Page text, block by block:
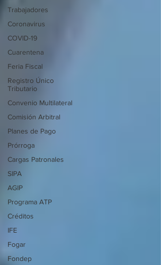
Trabajadores
Coronavirus
COVID-19
Cuarentena
Feria Fiscal
Registro Único
Tributario
Convenio Multilateral
Comisión Arbitral
Planes de Pago
Prórroga
Cargas Patronales
SIPA
AGIP
Programa ATP
Créditos
IFE
Fogar
Fondep